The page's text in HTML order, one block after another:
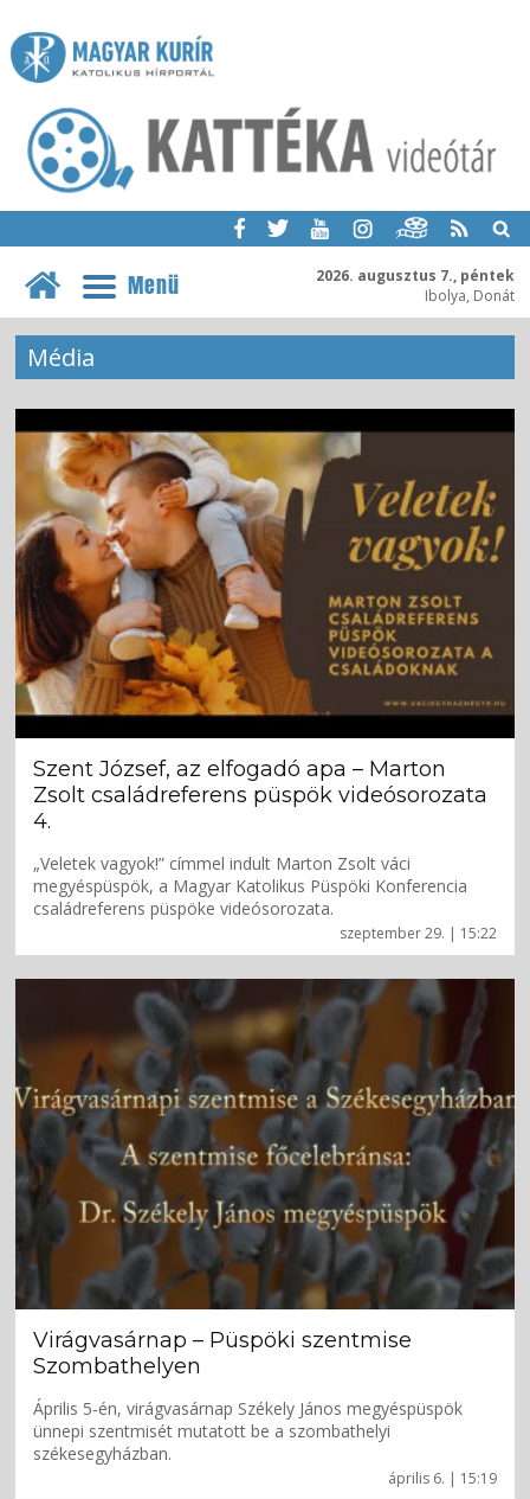
2026. augusztus 7., péntek
Ibolya, Donát
Menü
Média
szeptember 29. | 15:22
Szent József, az elfogadó apa – Marton
Zsolt családreferens püspök videósorozata
4.
„Veletek vagyok!” címmel indult Marton Zsolt váci
megyéspüspök, a Magyar Katolikus Püspöki Konferencia
családreferens püspöke videósorozata.
április 6. | 15:19
Virágvasárnap – Püspöki szentmise
Szombathelyen
Április 5-én, virágvasárnap Székely János megyéspüspök
ünnepi szentmisét mutatott be a szombathelyi
székesegyházban.